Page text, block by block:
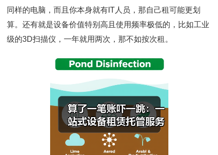
同样的电脑，而且你本身就有IT人员，那自己租可能更划
算。还有就是设备价值特别高且使用频率极低的，比如工业
级的3D扫描仪，一年就用两次，那不如按次租。